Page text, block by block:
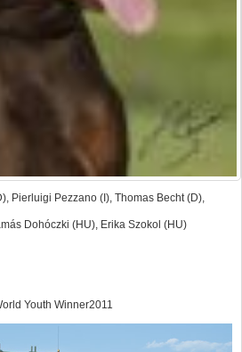
Pierluigi Pezzano (I), Thomas Becht (D),
Dohóczki (HU), Erika Szokol (HU)
Youth Winner2011